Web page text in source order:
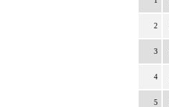
2
3
4
5